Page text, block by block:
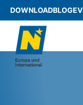
DOWNLOADBLOG